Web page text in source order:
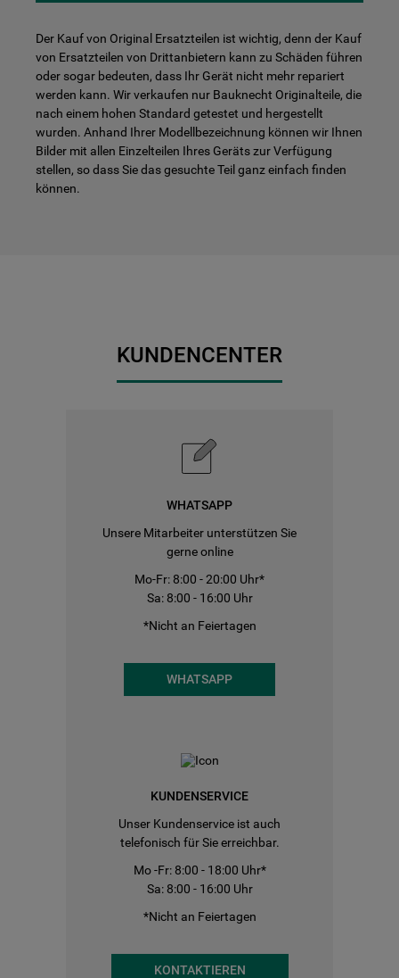
Der Kauf von Original Ersatzteilen ist wichtig, denn der Kauf
von Ersatzteilen von Drittanbietern kann zu Schäden führen
oder sogar bedeuten, dass Ihr Gerät nicht mehr repariert
werden kann. Wir verkaufen nur Bauknecht Originalteile, die
nach einem hohen Standard getestet und hergestellt
wurden. Anhand Ihrer Modellbezeichnung können wir Ihnen
Bilder mit allen Einzelteilen Ihres Geräts zur Verfügung
stellen, so dass Sie das gesuchte Teil ganz einfach finden
können.
KUNDENCENTER
WHATSAPP
Unsere Mitarbeiter unterstützen Sie
gerne online
Mo-Fr: 8:00 - 20:00 Uhr*
Sa: 8:00 - 16:00 Uhr
*Nicht an Feiertagen
WHATSAPP
KUNDENSERVICE
Unser Kundenservice ist auch
telefonisch für Sie erreichbar.
Mo -Fr: 8:00 - 18:00 Uhr*
Sa: 8:00 - 16:00 Uhr
*Nicht an Feiertagen
KONTAKTIEREN